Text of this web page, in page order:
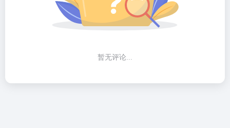
暂无评论...